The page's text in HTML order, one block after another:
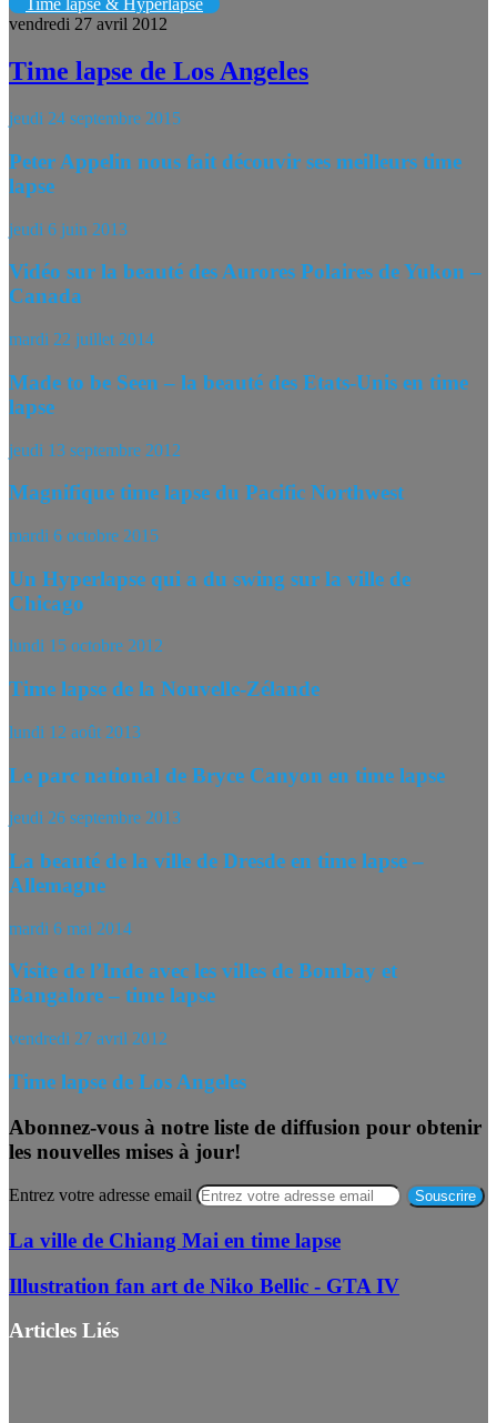
Time lapse & Hyperlapse
vendredi 27 avril 2012
Time lapse de Los Angeles
jeudi 24 septembre 2015
Peter Appelin nous fait découvir ses meilleurs time
lapse
jeudi 6 juin 2013
Vidéo sur la beauté des Aurores Polaires de Yukon –
Canada
mardi 22 juillet 2014
Made to be Seen – la beauté des Etats-Unis en time
lapse
jeudi 13 septembre 2012
Magnifique time lapse du Pacific Northwest
mardi 6 octobre 2015
Un Hyperlapse qui a du swing sur la ville de
Chicago
lundi 15 octobre 2012
Time lapse de la Nouvelle-Zélande
lundi 12 août 2013
Le parc national de Bryce Canyon en time lapse
jeudi 26 septembre 2013
La beauté de la ville de Dresde en time lapse –
Allemagne
mardi 6 mai 2014
Visite de l’Inde avec les villes de Bombay et
Bangalore – time lapse
vendredi 27 avril 2012
Time lapse de Los Angeles
Abonnez-vous à notre liste de diffusion pour obtenir
les nouvelles mises à jour!
Entrez votre adresse email
La ville de Chiang Mai en time lapse
Illustration fan art de Niko Bellic - GTA IV
Articles Liés